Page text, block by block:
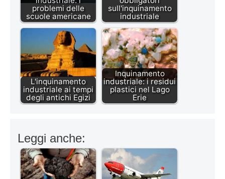
problemi delle
scuole americane
sull'inquinamento
industriale
L'inquinamento
industriale ai tempi
degli antichi Egizi
Inquinamento
industriale: i residui
plastici nel Lago
Erie
Leggi anche: